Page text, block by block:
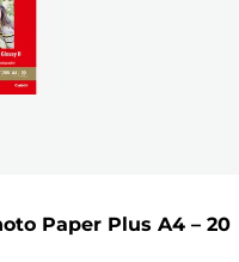
Paper Plus A4 – 20